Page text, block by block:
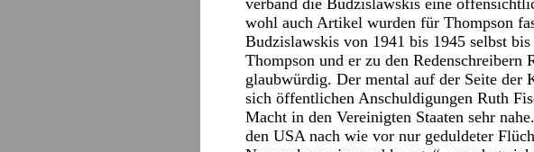
verband die Budzislawskis eine
wohl auch Artikel wurden für Thompson
Budzislawskis von 1941 bis 1945 selbst
Thompson und er zu den
glaubwürdig. Der mental auf der Seite der
sich öffentlichen Anschuldigungen Ruth
Macht in den Vereinigten Staaten sehr
den USA nach wie vor nur geduldeter